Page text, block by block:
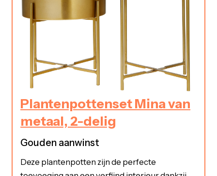
Plantenpottenset Mina van
metaal, 2-delig
Gouden aanwinst
Deze plantenpotten zijn de perfecte